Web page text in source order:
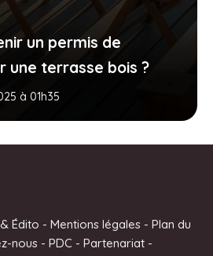
un permis de
une terrasse bois ?
à 01h35
Édito - Mentions légales- Plan du
nous - PDC - Partenariat -